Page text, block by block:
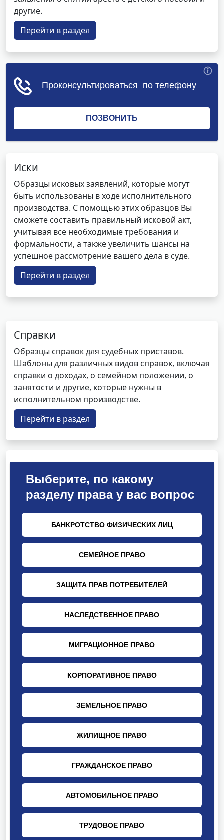
другие.
Перейти в раздел
Иски
Образцы исковых заявлений, которые могут
быть использованы в ходе исполнительного
производства. С помощью этих образцов Вы
сможете составить правильный исковой акт,
учитывая все необходимые требования и
формальности, а также увеличить шансы на
успешное рассмотрение вашего дела в суде.
Перейти в раздел
Справки
Образцы справок для судебных приставов.
Шаблоны для различных видов справок, включая
справки о доходах, о семейном положении, о
занятости и другие, которые нужны в
исполнительном производстве.
Перейти в раздел